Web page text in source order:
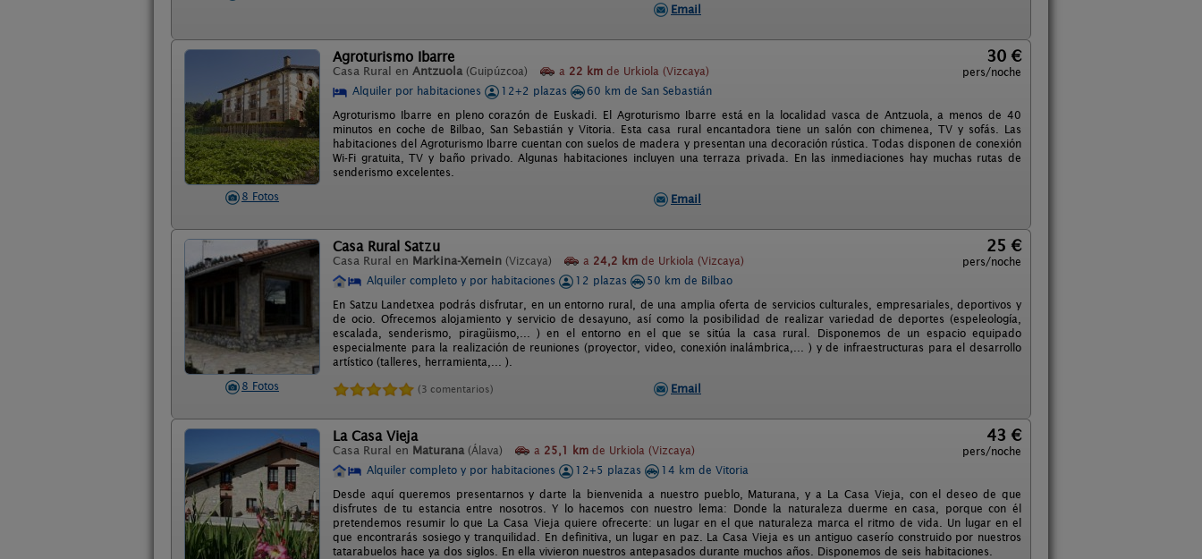
Email
8 Fotos
Agroturismo Ibarre
Casa Rural en Antzuola (Guipúzcoa) a 22 km de Urkiola (Vizcaya)
30 €
pers/noche
Alquiler por habitaciones
12+2 plazas
60 km de San Sebastián
Agroturismo Ibarre en pleno corazón de Euskadi. El Agroturismo Ibarre está en la localidad vasca de Antzuola, a menos de 40
minutos en coche de Bilbao, San Sebastián y Vitoria. Esta casa rural encantadora tiene un salón con chimenea, TV y sofás. Las
habitaciones del Agroturismo Ibarre cuentan con suelos de madera y presentan una decoración rústica. Todas disponen de conexión
Wi-Fi gratuita, TV y baño privado. Algunas habitaciones incluyen una terraza privada. En las inmediaciones hay muchas rutas de
senderismo excelentes.
Email
8 Fotos
Casa Rural Satzu
Casa Rural en Markina-Xemein (Vizcaya) a 24,2 km de Urkiola (Vizcaya)
25 €
pers/noche
Alquiler completo y por habitaciones
12 plazas
50 km de Bilbao
En Satzu Landetxea podrás disfrutar, en un entorno rural, de una amplia oferta de servicios culturales, empresariales, deportivos y
de ocio. Ofrecemos alojamiento y servicio de desayuno, así como la posibilidad de realizar variedad de deportes (espeleología,
escalada, senderismo, piragüismo,... ) en el entorno en el que se sitúa la casa rural. Disponemos de un espacio equipado
especialmente para la realización de reuniones (proyector, video, conexión inalámbrica,... ) y de infraestructuras para el desarrollo
artístico (talleres, herramienta,... ).
(3 comentarios) Email
La Casa Vieja
Casa Rural en Maturana (Álava) a 25,1 km de Urkiola (Vizcaya)
43 €
pers/noche
Alquiler completo y por habitaciones
12+5 plazas
14 km de Vitoria
Desde aquí queremos presentarnos y darte la bienvenida a nuestro pueblo, Maturana, y a La Casa Vieja, con el deseo de que
disfrutes de tu estancia entre nosotros. Y lo hacemos con nuestro lema: Donde la naturaleza duerme en casa, porque con él
pretendemos resumir lo que La Casa Vieja quiere ofrecerte: un lugar en el que naturaleza marca el ritmo de vida. Un lugar en el
que encontrarás sosiego y tranquilidad. En definitiva, un lugar en paz. La Casa Vieja es un antiguo caserío construido por nuestros
tatarabuelos hace ya dos siglos. En ella vivieron nuestros antepasados durante muchos años. Disponemos de seis habitaciones.